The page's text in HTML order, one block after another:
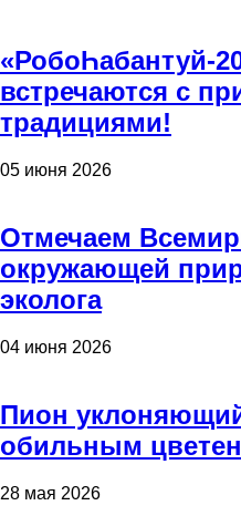
«РобоҺабантуй-
встречаются с
традициями!
05 июня 2026
Отмечаем
окружающей
эколога
04 июня 2026
Пион
обильным
28 мая 2026